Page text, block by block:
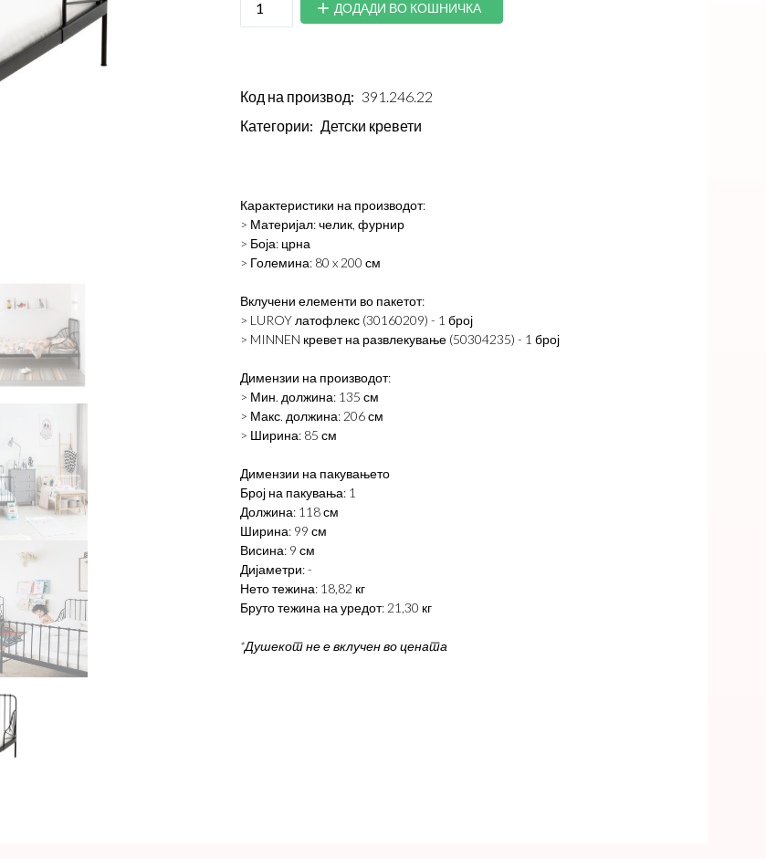
ДОДАДИ ВО КОШНИЧКА
Код на производ: 391.246.22
Категории: Детски кревети
Карактеристики на производот:
> Материјал: челик, фурнир
> Боја: црна
> Големина: 80 x 200 см
Вклучени елементи во пакетот:
> LUROY латофлекс (30160209) - 1 број
> MINNEN кревет на развлекување (50304235) - 1 број
Димензии на производот:
> Мин. должина: 135 см
> Макс. должина: 206 см
> Ширина: 85 см
Димензии на пакувањето
Број на пакувања: 1
Должина: 118 см
Ширина: 99 см
Висина: 9 см
Дијаметри: -
Нето тежина: 18,82 кг
Бруто тежина на уредот: 21,30 кг
*Душекот не е вклучен во цената